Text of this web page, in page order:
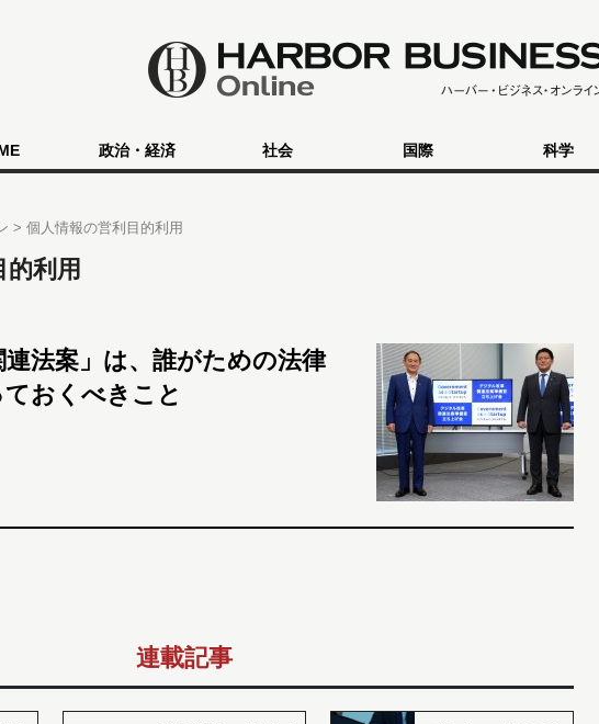
政治・経済 社会 国際 科学
個人情報の営利目的利用
利用
連法案」は、誰がための法律
おくべきこと
連載記事